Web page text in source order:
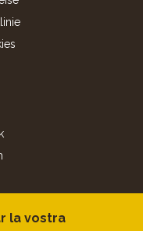
la vostra